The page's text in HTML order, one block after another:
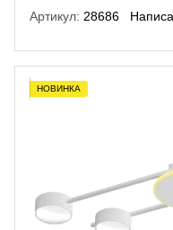
Артикул: 28686
НОВИНКА